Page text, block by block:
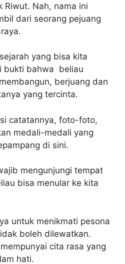
Riwut. Nah, nama ini
dari seorang pejuang
yang bisa kita
bukti bahwa beliau
berjuang dan
yang tercinta.
catatannya, foto-foto,
medali-medali yang
di sini.
mengunjungi tempat
bisa menular ke kita
untuk menikmati pesona
boleh dilewatkan.
cita rasa yang
hati.